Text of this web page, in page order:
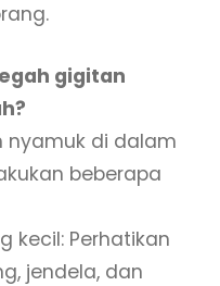
gigitan
nyamuk di dalam
beberapa
kecil: Perhatikan
jendela, dan